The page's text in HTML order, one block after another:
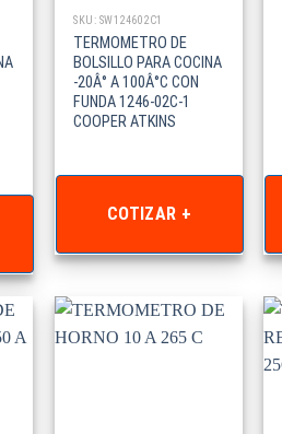
SKU: SW124602C1
TERMOMETRO DE
BOLSILLO PARA COCINA
-20Â° A 100Â°C CON
FUNDA 1246-02C-1
COOPER ATKINS
COTIZAR +